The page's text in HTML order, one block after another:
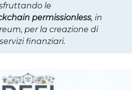
le
permissionless, in
per la creazione di
finanziari.